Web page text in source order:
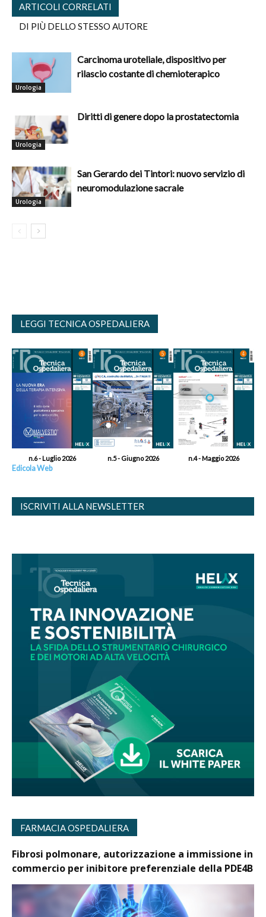
ARTICOLI CORRELATI
DI PIÙ DELLO STESSO AUTORE
Urologia
Carcinoma uroteliale, dispositivo per
rilascio costante di chemioterapico
Urologia
Diritti di genere dopo la prostatectomia
Urologia
San Gerardo dei Tintori: nuovo servizio di
neuromodulazione sacrale
LEGGI TECNICA OSPEDALIERA
n.6 - Luglio 2026 n.5 - Giugno 2026 n.4 - Maggio 2026
Edicola Web
ISCRIVITI ALLA NEWSLETTER
FARMACIA OSPEDALIERA
Fibrosi polmonare, autorizzazione a immissione in
commercio per inibitore preferenziale della PDE4B